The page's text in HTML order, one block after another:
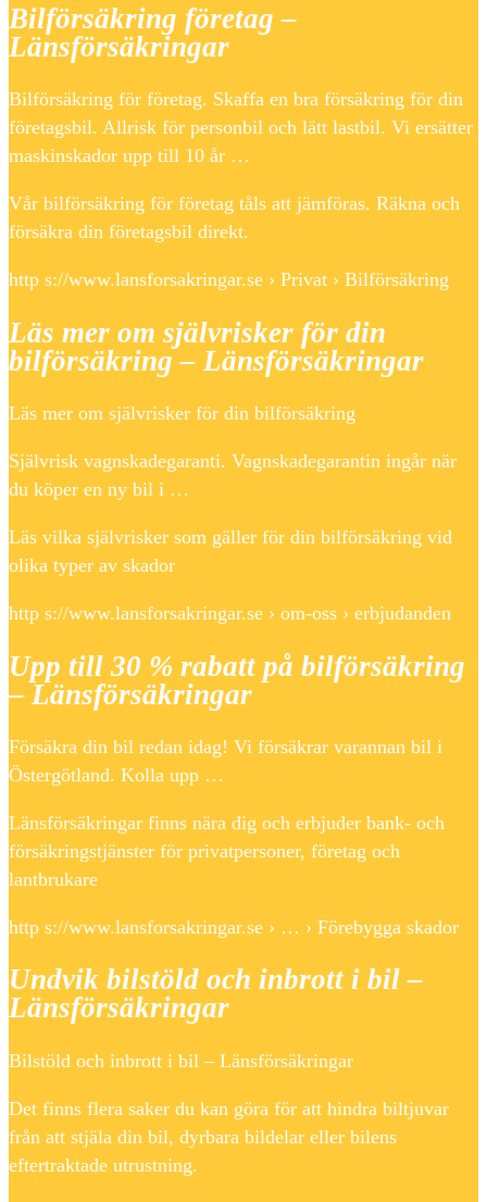
Bilförsäkring företag –
Länsförsäkringar
Bilförsäkring för företag. Skaffa en bra försäkring för din
företagsbil. Allrisk för personbil och lätt lastbil. Vi ersätter
maskinskador upp till 10 år …
Vår bilförsäkring för företag tåls att jämföras. Räkna och
försäkra din företagsbil direkt.
http s://www.lansforsakringar.se › Privat › Bilförsäkring
Läs mer om självrisker för din
bilförsäkring – Länsförsäkringar
Läs mer om självrisker för din bilförsäkring
Självrisk vagnskadegaranti. Vagnskadegarantin ingår när
du köper en ny bil i …
Läs vilka självrisker som gäller för din bilförsäkring vid
olika typer av skador
http s://www.lansforsakringar.se › om-oss › erbjudanden
Upp till 30 % rabatt på bilförsäkring
– Länsförsäkringar
Försäkra din bil redan idag! Vi försäkrar varannan bil i
Östergötland. Kolla upp …
Länsförsäkringar finns nära dig och erbjuder bank- och
försäkringstjänster för privatpersoner, företag och
lantbrukare
http s://www.lansforsakringar.se › … › Förebygga skador
Undvik bilstöld och inbrott i bil –
Länsförsäkringar
Bilstöld och inbrott i bil – Länsförsäkringar
Det finns flera saker du kan göra för att hindra biltjuvar
från att stjäla din bil, dyrbara bildelar eller bilens
eftertraktade utrustning.